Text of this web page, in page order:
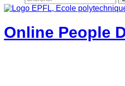
Online People